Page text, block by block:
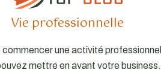
Vie professionnelle
commencer une activité
mettre en avant votre business.